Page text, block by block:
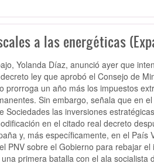
a las energéticas
Yolanda Díaz, anunció ayer que
ley que aprobó el Consejo de
prorroga un año más los impuestos
Sin embargo, señala que en
las inversiones
en el citado real decreto
y, más específicamente, en el País
PNV sobre el Gobierno para rebajar
primera batalla con el ala socialista